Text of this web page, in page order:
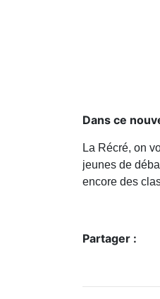
Dans ce
La Récré, on
jeunes de
encore des
Partager :